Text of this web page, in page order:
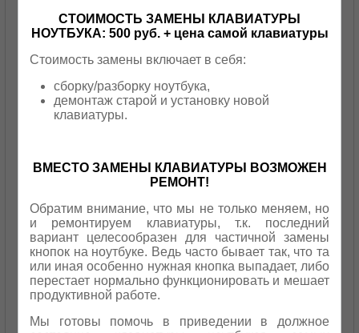
СТОИМОСТЬ ЗАМЕНЫ КЛАВИАТУРЫ
НОУТБУКА: 500 руб. + цена самой клавиатуры
Стоимость замены включает в себя:
сборку/разборку ноутбука,
демонтаж старой и установку новой
клавиатуры.
ВМЕСТО ЗАМЕНЫ КЛАВИАТУРЫ ВОЗМОЖЕН
РЕМОНТ!
Обратим внимание, что мы не только меняем, но
и ремонтируем клавиатуры, т.к. последний
вариант целесообразен для частичной замены
кнопок на ноутбуке. Ведь часто бывает так, что та
или иная особенно нужная кнопка выпадает, либо
перестает нормально функционировать и мешает
продуктивной работе.
Мы готовы помочь в приведении в должное